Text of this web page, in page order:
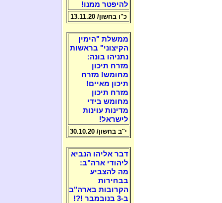
להיפטר ממנו!
כ"ו בחשון/ 13.11.20
ממשלת "הימין
הקיצוני" בראשות
נתניהו בונה:
מזרח תיכון
מחומש! מזרח
תיכון מאיים!
מזרח תיכון
מחומש בידי
מדינות עוינות
לישראל!
י"ב בחשון/ 30.10.20
דבר אליהו הנביא
ליהודי ארה"ב:
מה להצביע
בבחירות
הקרובות בארה"ב
ב-3 בנובמבר !?!